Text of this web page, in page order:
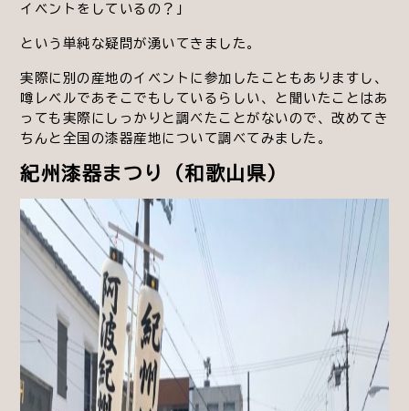
イベントをしているの？」
という単純な疑問が湧いてきました。
実際に別の産地のイベントに参加したこともありますし、
噂レベルであそこでもしているらしい、と聞いたことはあ
っても実際にしっかりと調べたことがないので、改めてき
ちんと全国の漆器産地について調べてみました。
紀州漆器まつり（和歌山県）